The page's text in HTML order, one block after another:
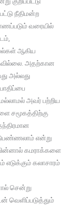
நீதிமன்ற
வரையில்
ஆகிய
அதற்கான
அல்லது
அவர் பற்றிய
சமூகத்திற்கு
என்று
கமராக்களை
எடுக்கும் கலாசாரம்
சென்று
வெளிப்படுத்தும்